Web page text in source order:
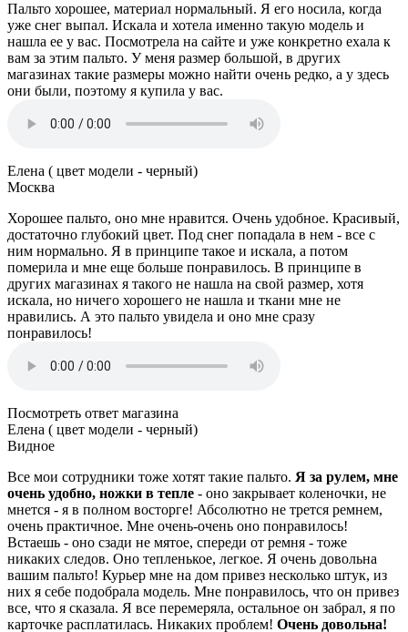
Пальто хорошее, материал нормальный. Я его носила, когда
уже снег выпал. Искала и хотела именно такую модель и
нашла ее у вас. Посмотрела на сайте и уже конкретно ехала к
вам за этим пальто. У меня размер большой, в других
магазинах такие размеры можно найти очень редко, а у здесь
они были, поэтому я купила у вас.
Елена ( цвет модели - черный)
Москва
Хорошее пальто, оно мне нравится. Очень удобное. Красивый,
достаточно глубокий цвет. Под снег попадала в нем - все с
ним нормально. Я в принципе такое и искала, а потом
померила и мне еще больше понравилось. В принципе в
других магазинах я такого не нашла на свой размер, хотя
искала, но ничего хорошего не нашла и ткани мне не
нравились. А это пальто увидела и оно мне сразу
понравилось!
Посмотреть ответ магазина
Елена ( цвет модели - черный)
Видное
Все мои сотрудники тоже хотят такие пальто. Я за рулем, мне
очень удобно, ножки в тепле - оно закрывает коленочки, не
мнется - я в полном восторге! Абсолютно не трется ремнем,
очень практичное. Мне очень-очень оно понравилось!
Встаешь - оно сзади не мятое, спереди от ремня - тоже
никаких следов. Оно тепленькое, легкое. Я очень довольна
вашим пальто! Курьер мне на дом привез несколько штук, из
них я себе подобрала модель. Мне понравилось, что он привез
все, что я сказала. Я все перемеряла, остальное он забрал, я по
карточке расплатилась. Никаких проблем! Очень довольна!